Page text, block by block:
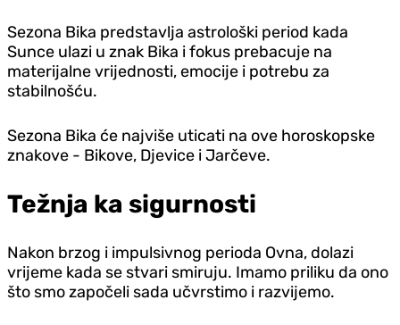
Sezona Bika predstavlja astrološki period kada
Sunce ulazi u znak Bika i fokus prebacuje na
materijalne vrijednosti, emocije i potrebu za
stabilnošću.
Sezona Bika će najviše uticati na ove horoskopske
znakove - Bikove, D‌jevice i Jarčeve.
Težnja ka sigurnosti
Nakon brzog i impulsivnog perioda Ovna, dolazi
vrijeme kada se stvari smiruju. Imamo priliku da ono
što smo započeli sada učvrstimo i razvijemo.